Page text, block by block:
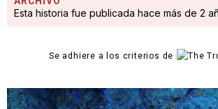
Esta historia fue publicada hace más de 2
Se adhiere a los criterios de